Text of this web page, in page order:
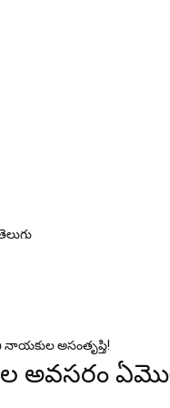
అసంతృప్తి!
అవ‌స‌రం